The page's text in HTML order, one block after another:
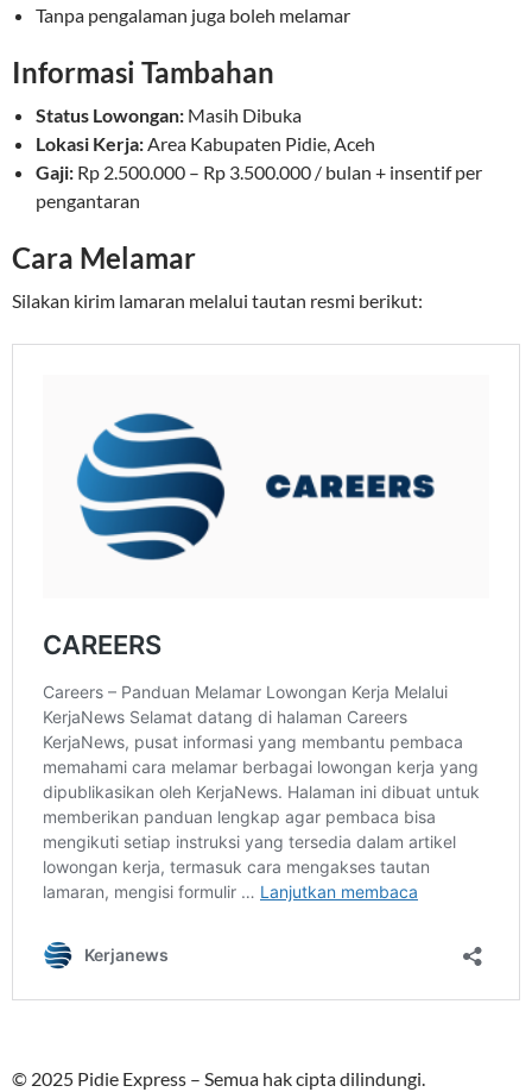
Tanpa pengalaman juga boleh melamar
Informasi Tambahan
Status Lowongan: Masih Dibuka
Lokasi Kerja:Area Kabupaten Pidie, Aceh
Gaji: Rp 2.500.000 – Rp 3.500.000 / bulan + insentif per
pengantaran
Cara Melamar
Silakan kirim lamaran melalui tautan resmi berikut:
© 2025 Pidie Express – Semua hak cipta dilindungi.